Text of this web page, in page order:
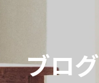
ブログ